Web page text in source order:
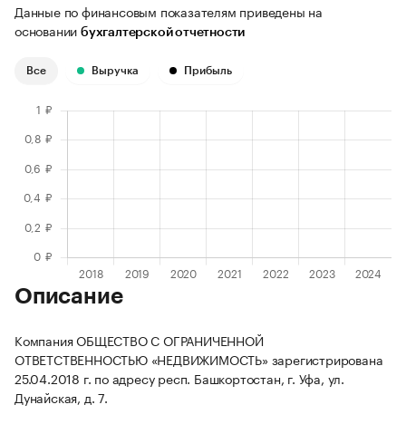
Данные по финансовым показателям приведены на
основании бухгалтерской отчетности
Все Выручка Прибыль
Описание
Компания ОБЩЕСТВО С ОГРАНИЧЕННОЙ
ОТВЕТСТВЕННОСТЬЮ «НЕДВИЖИМОСТЬ» зарегистрирована
25.04.2018 г. по адресу респ. Башкортостан, г. Уфа, ул.
Дунайская, д. 7.